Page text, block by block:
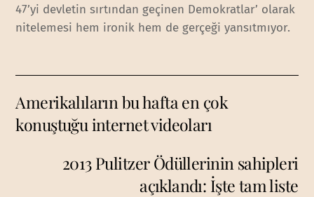
47’yi devletin sırtından geçinen Demokratlar’ olarak
nitelemesi hem ironik hem de gerçeği yansıtmıyor.
Amerikalıların bu hafta en çok
konuştuğu internet videoları
2013 Pulitzer Ödüllerinin sahipleri
açıklandı: İşte tam liste